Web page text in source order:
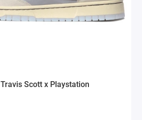
Scott x Playstation